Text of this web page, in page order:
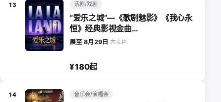
13 话剧/戏剧
“爱乐之城”—《歌剧魅影》《我心永
恒》经典影视金曲…
展至 8月29日 ·大麦网
¥180起
14 音乐会/演唱会